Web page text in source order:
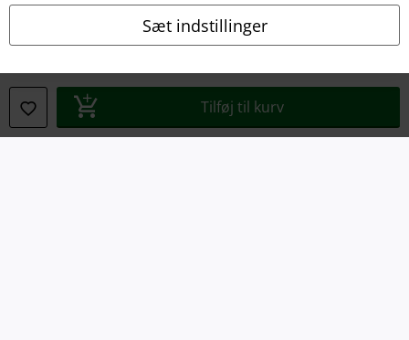
Sæt indstillinger
Tilføj til kurv
Oplysninger om tilgængelighed
Cokie indstillinger
Bekræft annullering